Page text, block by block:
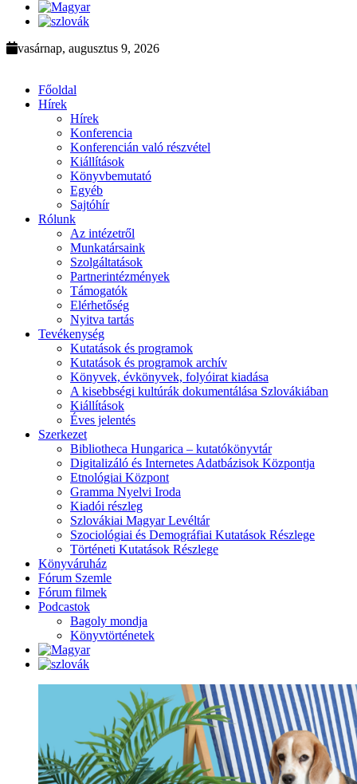
vasárnap, augusztus 9, 2026
Főoldal
Hírek
Hírek
Konferencia
Konferencián való részvétel
Kiállítások
Könyvbemutató
Egyéb
Sajtóhír
Rólunk
Az intézetről
Munkatársaink
Szolgáltatások
Partnerintézmények
Támogatók
Elérhetőség
Nyitva tartás
Tevékenység
Kutatások és programok
Kutatások és programok archív
Könyvek, évkönyvek, folyóirat kiadása
A kisebbségi kultúrák dokumentálása Szlovákiában
Kiállítások
Éves jelentés
Szerkezet
Bibliotheca Hungarica – kutatókönyvtár
Digitalizáló és Internetes Adatbázisok Központja
Etnológiai Központ
Gramma Nyelvi Iroda
Kiadói részleg
Szlovákiai Magyar Levéltár
Szociológiai és Demográfiai Kutatások Részlege
Történeti Kutatások Részlege
Könyváruház
Fórum Szemle
Fórum filmek
Podcastok
Bagoly mondja
Könyvtörténetek